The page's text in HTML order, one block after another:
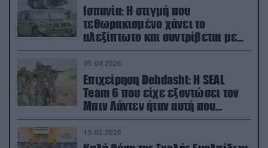
Ισπανία: Η στιγμή που
τεθωρακισμένο χάνει το
αλεξίπτωτο και συντρίβεται με
ορμή στο έδαφος (βίντεο)
05.04.2026
Επιχείρηση Dehdasht: Η SEAL
Team 6 που είχε εξοντώσει τον
Μπιν Λάντεν ήταν αυτή που
διέσωσε τον πιλότο του F-15
15.02.2026